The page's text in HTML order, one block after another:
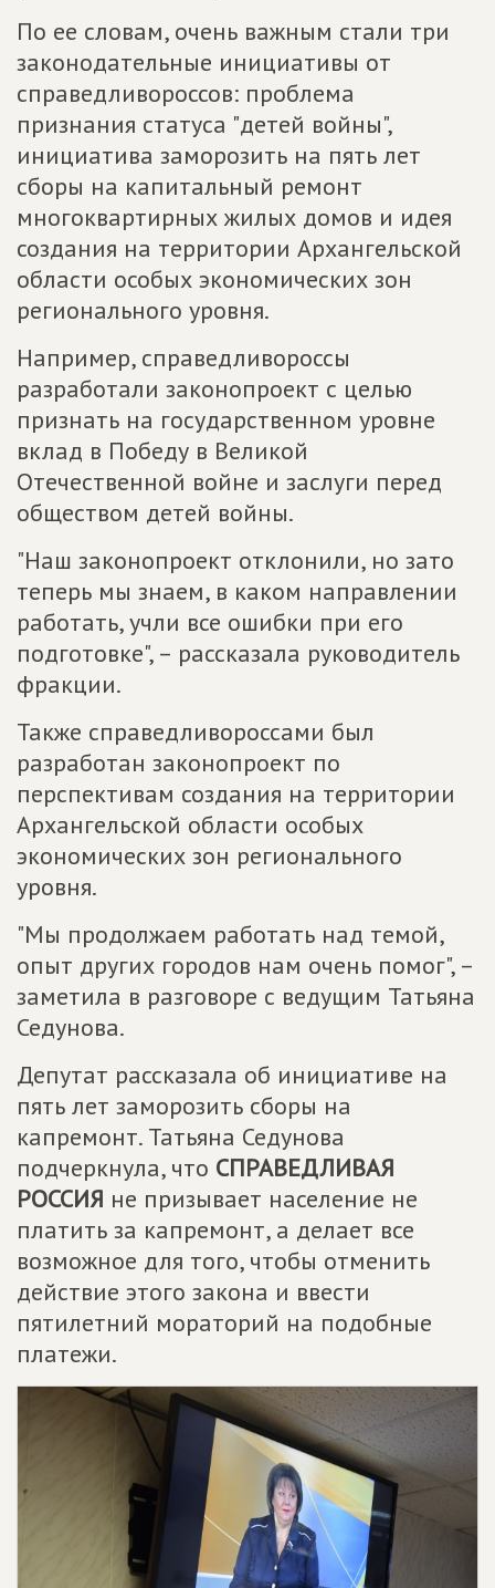
По ее словам, очень важным стали три
законодательные инициативы от
справедливороссов: проблема
признания статуса "детей войны",
инициатива заморозить на пять лет
сборы на капитальный ремонт
многоквартирных жилых домов и идея
создания на территории Архангельской
области особых экономических зон
регионального уровня.
Например, справедливороссы
разработали законопроект с целью
признать на государственном уровне
вклад в Победу в Великой
Отечественной войне и заслуги перед
обществом детей войны.
"Наш законопроект отклонили, но зато
теперь мы знаем, в каком направлении
работать, учли все ошибки при его
подготовке", – рассказала руководитель
фракции.
Также справедливороссами был
разработан законопроект по
перспективам создания на территории
Архангельской области особых
экономических зон регионального
уровня.
"Мы продолжаем работать над темой,
опыт других городов нам очень помог", –
заметила в разговоре с ведущим Татьяна
Седунова.
Депутат рассказала об инициативе на
пять лет заморозить сборы на
капремонт. Татьяна Седунова
подчеркнула, что СПРАВЕДЛИВАЯ
РОССИЯ не призывает население не
платить за капремонт, а делает все
возможное для того, чтобы отменить
действие этого закона и ввести
пятилетний мораторий на подобные
платежи.